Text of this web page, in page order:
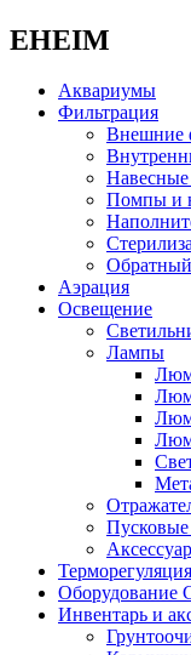
EHEIM
Аквариумы
Фильтрация
Внешние
Помпы и
Аэрация
Освещение
Лампы
Пусковые
Терморегуляция
Оборудование
Инвентарь и